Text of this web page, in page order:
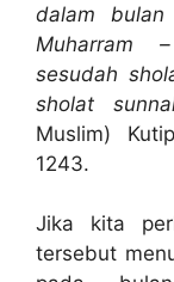
dalam
Muharram
sesudah
sholat
Muslim)
1243.
Jika kita
tersebut